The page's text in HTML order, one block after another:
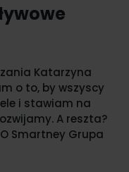
Katarzyna
o to, by wszyscy
i stawiam na
A reszta?
Smartney Grupa